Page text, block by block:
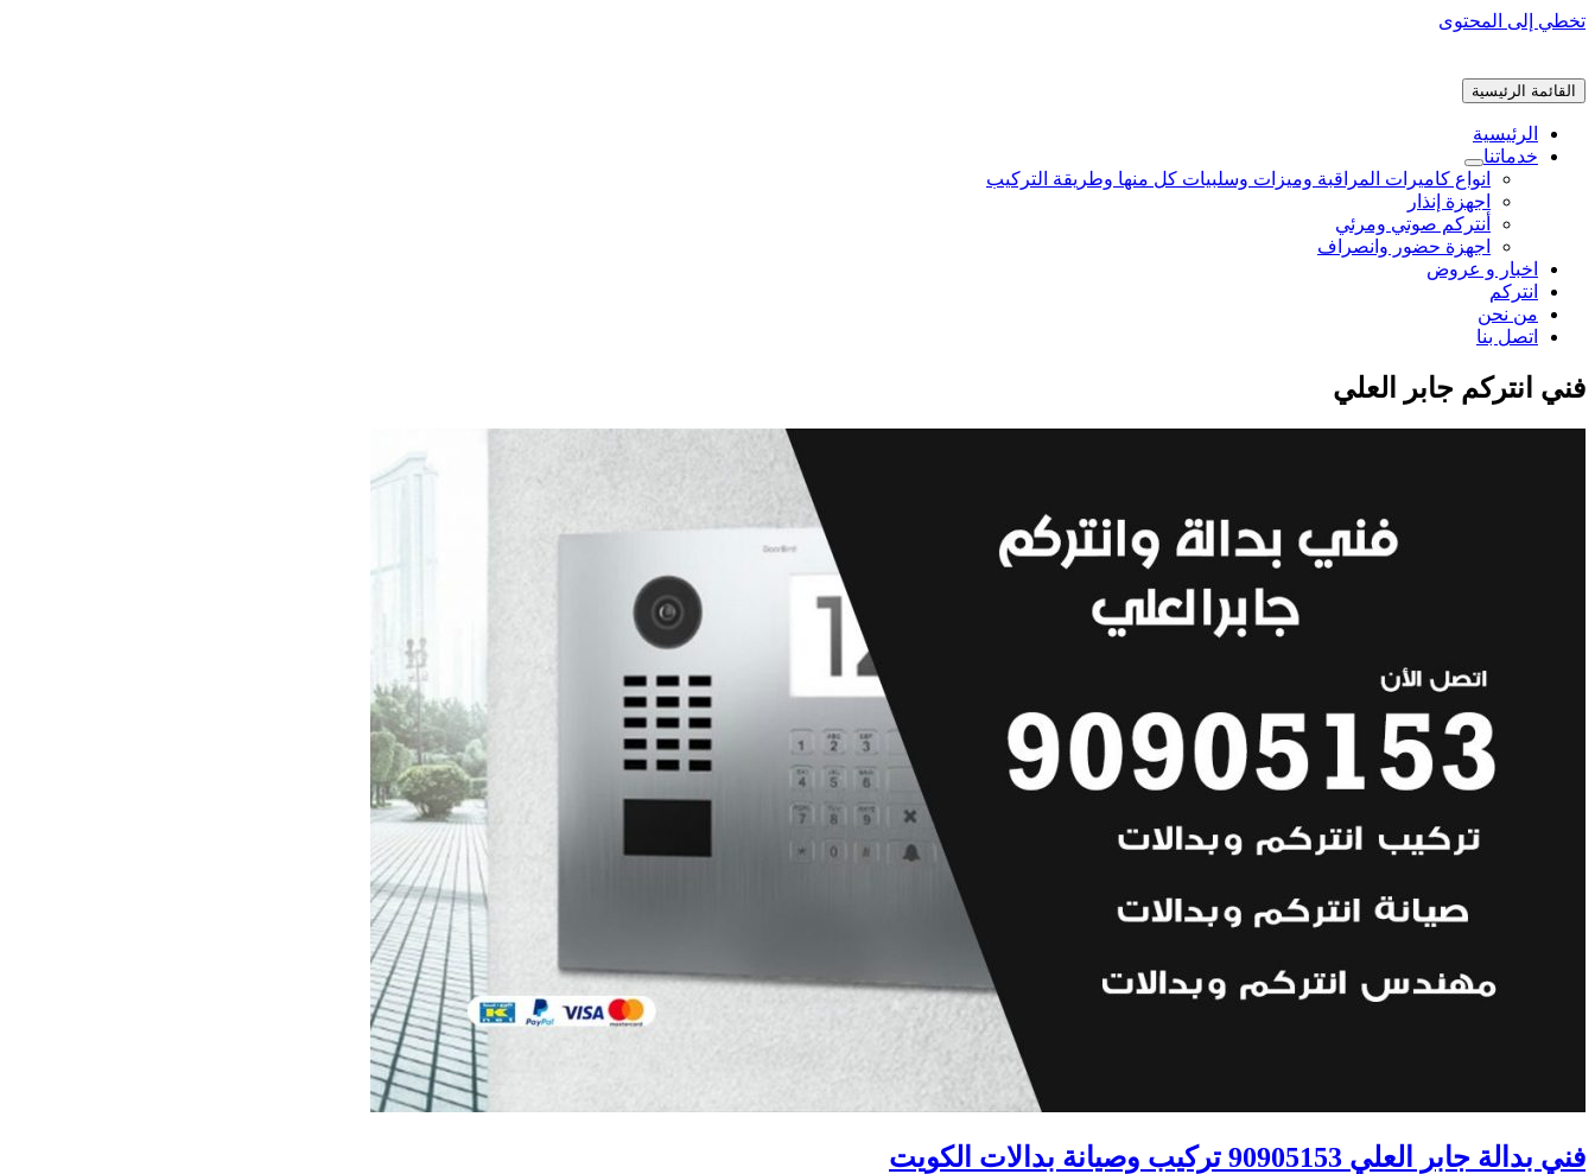
تخطي إلى المحتوى
القائمة الرئيسية
الرئيسية
خدماتنا
انواع كاميرات المراقبة وميزات وسلبيات كل منها وطريقة التركيب
اجهزة إنذار
أنتركم صوتي ومرئي
اجهزة حضور وانصراف
اخبار و عروض
انتركم
من نحن
اتصل بنا
فني انتركم جابر العلي
فني بدالة جابر العلي 90905153 تركيب وصيانة بدالات الكويت